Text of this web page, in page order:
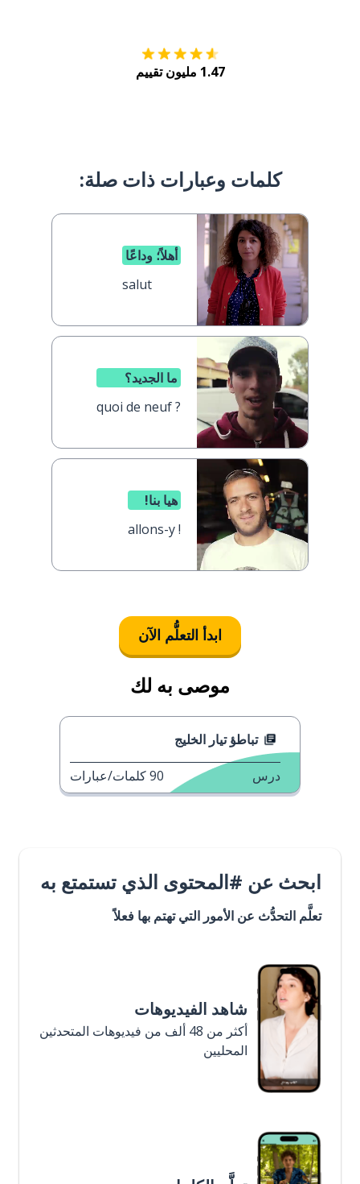
1.47 مليون تقييم
كلمات وعبارات ذات صلة:
أهلاً؛ وداعًا
salut
ما الجديد؟
quoi de neuf ?
هيا بنا!
allons-y !
ابدأ التعلُّم الآن
موصى به لك
تباطؤ تيار الخليج
درس 90كلمات/عبارات
ابحث عن #المحتوى الذي تستمتع به
تعلَّم التحدُّث عن الأمور التي تهتم بها فعلاً
شاهد الفيديوهات
أكثر من 48 ألف من فيديوهات المتحدثين
المحليين